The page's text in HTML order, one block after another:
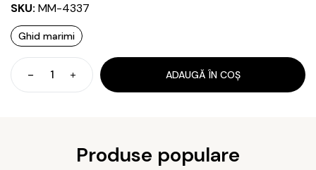
SKU: MM-4337
Ghid marimi
Cantitate
Pantaloni
ADAUGĂ ÎN COȘ
Produse populare